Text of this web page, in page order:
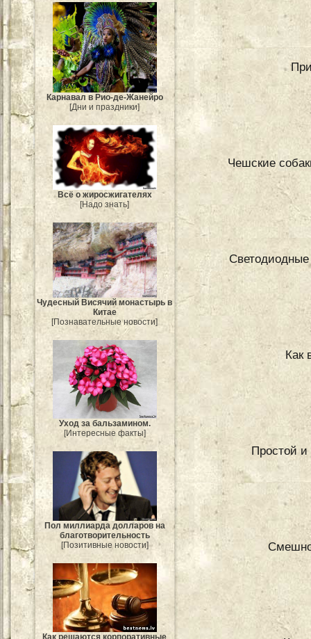
Карнавал в Рио-де-Жанейро
[Дни и праздники]
Всё о жиросжигателях
[Надо знать]
Чудесный Висячий монастырь в
Китае
[Познавательные новости]
Уход за бальзамином.
[Интересные факты]
Пол миллиарда долларов на
благотворительность
[Позитивные новости]
Как решаются корпоративные
Чешские
Светодиодные
Как
Простой